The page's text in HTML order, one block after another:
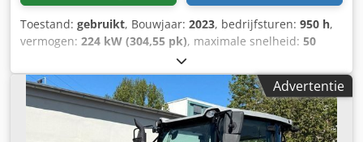
Toestand: gebruikt, Bouwjaar: 2023, bedrijfsturen: 950 h,
vermogen: 224 kW (304,55 pk), maximale snelheid: 50
600/70 R30 | 0%
710/70 R42 | 0%, bandenmaten:710/70 R42, aantal
bedden:43, Banden (voor): 600/70 R30, banden (achter):
710/70 R42, bedrijfsuren: 950, eerste registratie:
19.12.2024. Prijs: 199.000,00 euro (exclusief btw). Eerste
Advertentie